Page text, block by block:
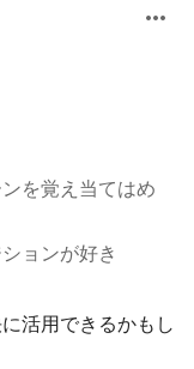
more_horiz
を覚え当てはめ
ョンが好き
活用できるかもし